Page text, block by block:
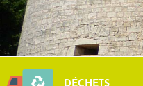
DÉCHETS